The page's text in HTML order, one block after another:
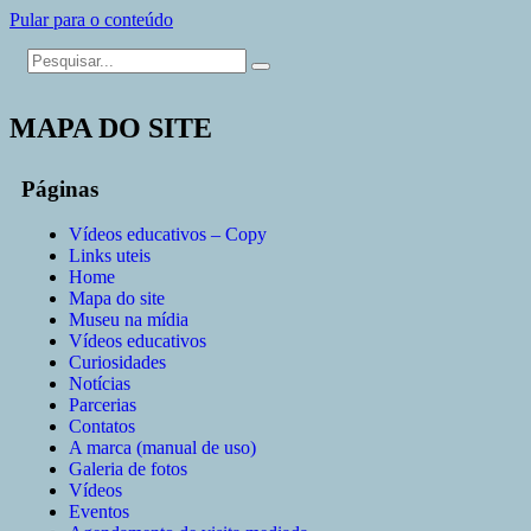
Pular para o conteúdo
MAPA DO SITE
Páginas
Vídeos educativos – Copy
Links uteis
Home
Mapa do site
Museu na mídia
Vídeos educativos
Curiosidades
Notícias
Parcerias
Contatos
A marca (manual de uso)
Galeria de fotos
Vídeos
Eventos